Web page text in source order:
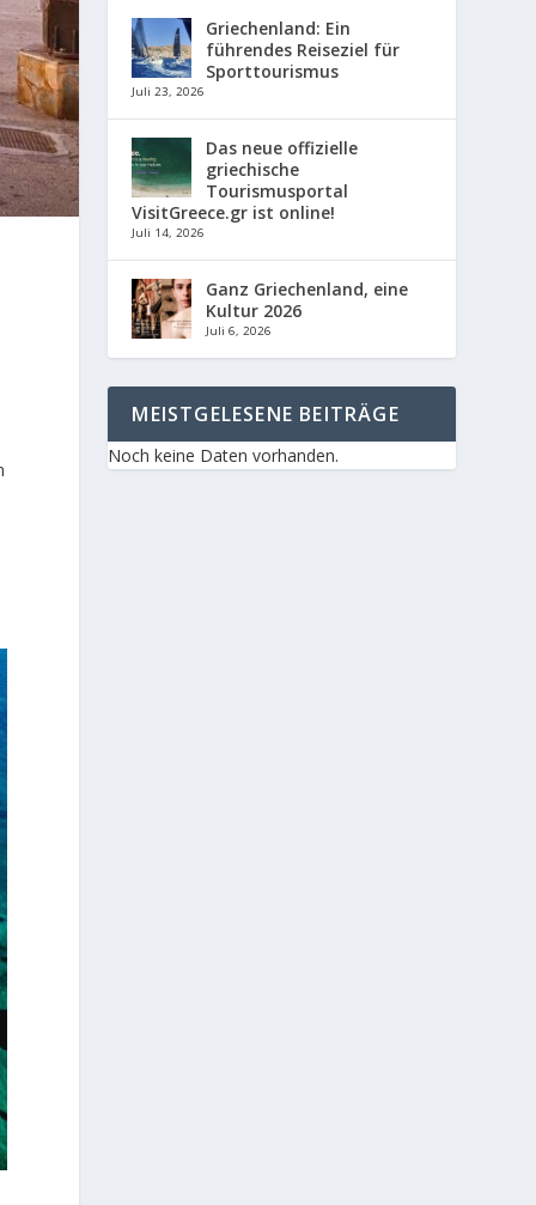
Griechenland: Ein
führendes Reiseziel für
Sporttourismus
Juli 23, 2026
Das neue offizielle
griechische
Tourismusportal
VisitGreece.gr ist online!
Juli 14, 2026
Ganz Griechenland, eine
Kultur 2026
Juli 6, 2026
MEISTGELESENE BEITRÄGE
Noch keine Daten vorhanden.